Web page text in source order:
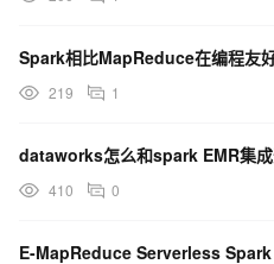
Spark相比MapReduce在编程友
219 1
dataworks怎么和spark EMR集成
410 0
E-MapReduce Serverless